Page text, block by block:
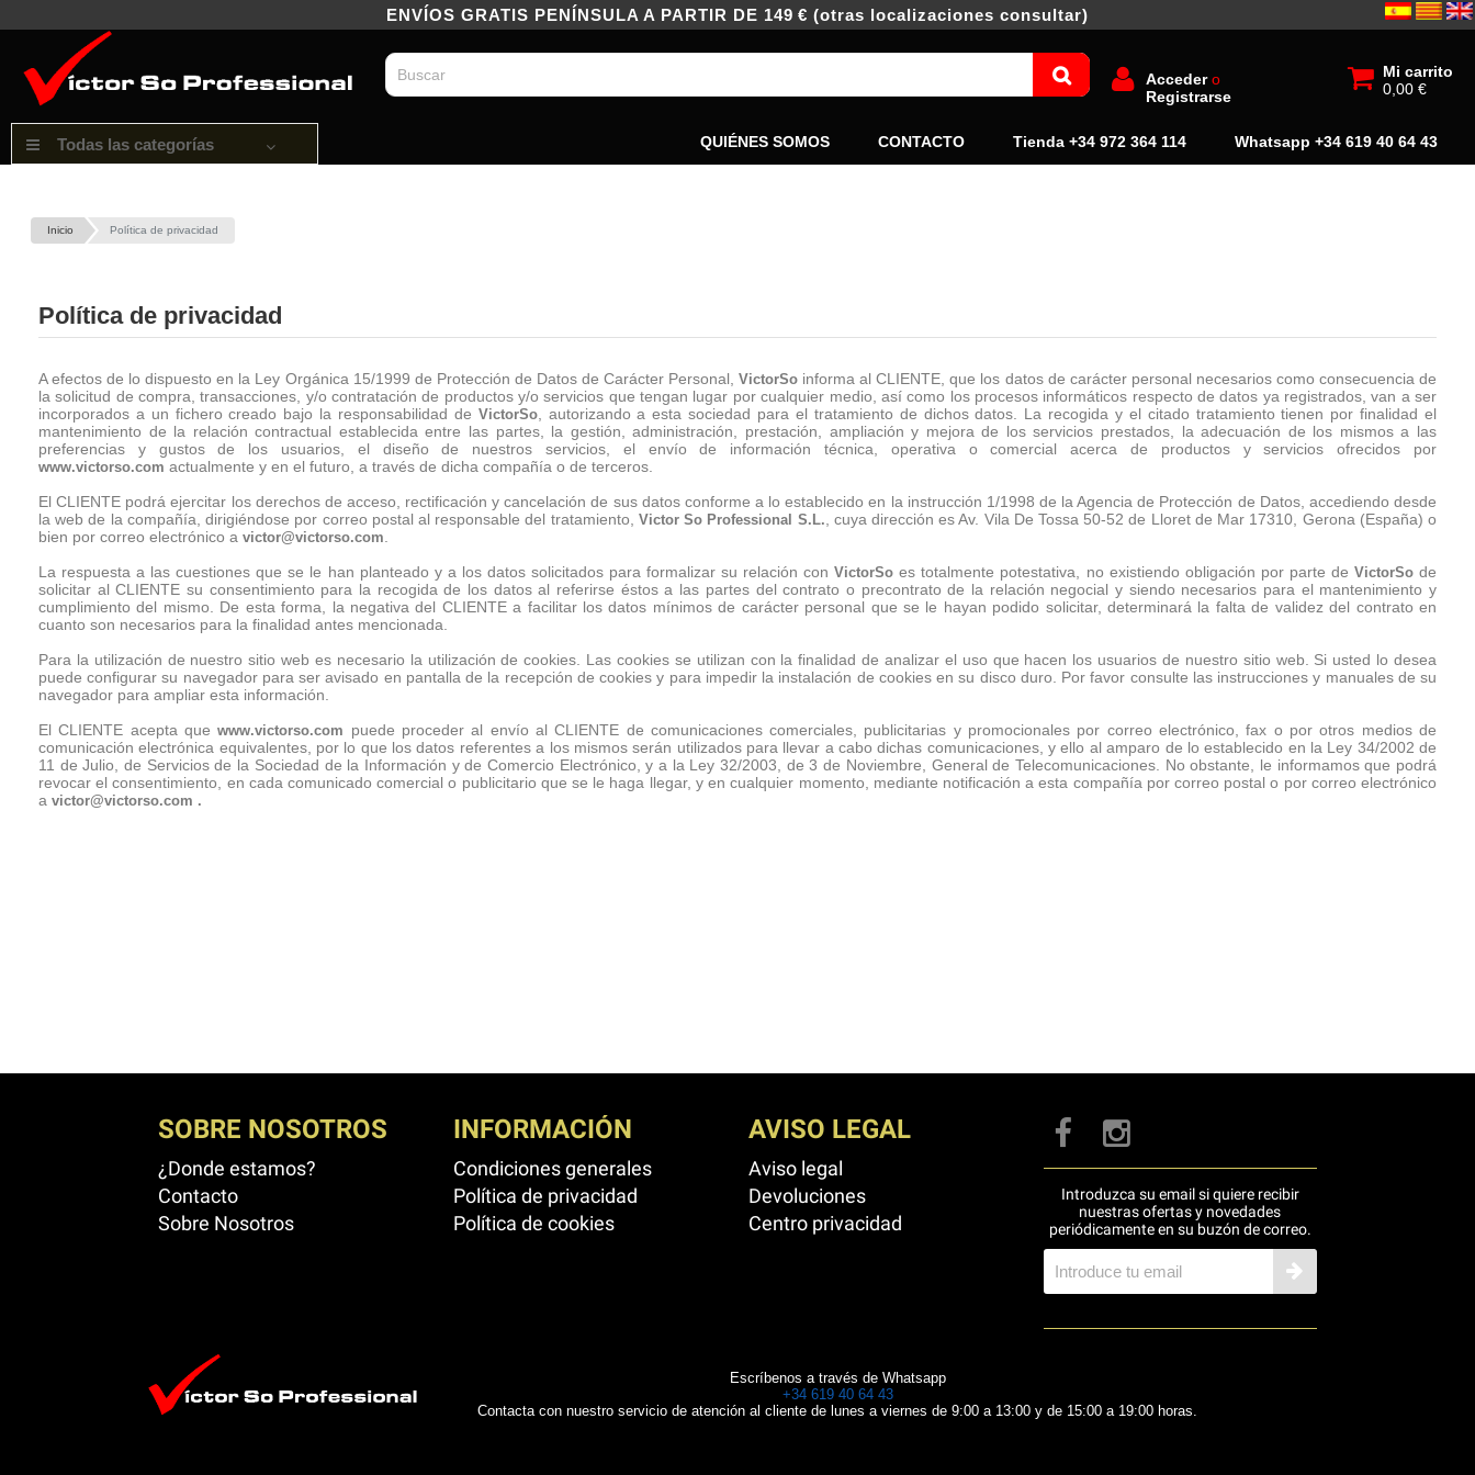
ENVÍOS GRATIS PENÍNSULA A PARTIR DE 149 € (otras localizaciones consultar)
Mi carrito
0,00 €
Accedero
Registrarse
Todas las categorías QUIÉNES SOMOS CONTACTO Tienda +34 972 364 114 Whatsapp +34 619 40 64 43
Inicio Política de privacidad
Política de privacidad
A efectos de lo dispuesto en la Ley Orgánica 15/1999 de Protección de Datos de Carácter Personal,VictorSo informa al CLIENTE, que los datos de carácter personal necesarios como consecuencia de
la solicitud de compra, transacciones, y/o contratación de productos y/o servicios que tengan lugar por cualquier medio, así como los procesos informáticos respecto de datos ya registrados, van a ser
incorporados a un fichero creado bajo la responsabilidad de VictorSo, autorizando a esta sociedad para el tratamiento de dichos datos. La recogida y el citado tratamiento tienen por finalidad el
mantenimiento de la relación contractual establecida entre las partes, la gestión, administración, prestación, ampliación y mejora de los servicios prestados, la adecuación de los mismos a las
preferencias y gustos de los usuarios, el diseño de nuestros servicios, el envío de información técnica, operativa o comercial acerca de productos y servicios ofrecidos por
www.victorso.com actualmente y en el futuro, a través de dicha compañía o de terceros.
El CLIENTE podrá ejercitar los derechos de acceso, rectificación y cancelación de sus datos conforme a lo establecido en la instrucción 1/1998 de la Agencia de Protección de Datos, accediendo desde
la web de la compañía, dirigiéndose por correo postal al responsable del tratamiento, Victor So Professional S.L. , cuya dirección es Av. Vila De Tossa 50-52 de Lloret de Mar 17310, Gerona (España) o
bien por correo electrónico a victor@victorso.com
La respuesta a las cuestiones que se le han planteado y a los datos solicitados para formalizar su relación conVictorSo es totalmente potestativa, no existiendo obligación por parte de VictorSode
solicitar al CLIENTE su consentimiento para la recogida de los datos al referirse éstos a las partes del contrato o precontrato de la relación negocial y siendo necesarios para el mantenimiento y
cumplimiento del mismo. De esta forma, la negativa del CLIENTE a facilitar los datos mínimos de carácter personal que se le hayan podido solicitar, determinará la falta de validez del contrato en
cuanto son necesarios para la finalidad antes mencionada.
Para la utilización de nuestro sitio web es necesario la utilización de cookies. Las cookies se utilizan con la finalidad de analizar el uso que hacen los usuarios de nuestro sitio web. Si usted lo desea
puede configurar su navegador para ser avisado en pantalla de la recepción de cookies y para impedir la instalación de cookies en su disco duro. Por favor consulte las instrucciones y manuales de su
navegador para ampliar esta información.
El CLIENTE acepta quewww.victorso.com puede proceder al envío al CLIENTE de comunicaciones comerciales, publicitarias y promocionales por correo electrónico, fax o por otros medios de
comunicación electrónica equivalentes, por lo que los datos referentes a los mismos serán utilizados para llevar a cabo dichas comunicaciones, y ello al amparo de lo establecido en la Ley 34/2002 de
11 de Julio, de Servicios de la Sociedad de la Información y de Comercio Electrónico, y a la Ley 32/2003, de 3 de Noviembre, General de Telecomunicaciones. No obstante, le informamos que podrá
revocar el consentimiento, en cada comunicado comercial o publicitario que se le haga llegar, y en cualquier momento, mediante notificación a esta compañía por correo postal o por correo electrónico
a victor@victorso.com .
SOBRE NOSOTROS
¿Donde estamos?
Contacto
Sobre Nosotros
INFORMACIÓN
Condiciones generales
Política de privacidad
Política de cookies
AVISO LEGAL
Aviso legal
Devoluciones
Centro privacidad
Introduzca su email si quiere recibir
nuestras ofertas y novedades
periódicamente en su buzón de correo.
Escríbenos a través de Whatsapp
+34 619 40 64 43
Contacta con nuestro servicio de atención al cliente de lunes a viernes de 9:00 a 13:00 y de 15:00 a 19:00 horas.